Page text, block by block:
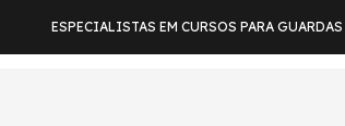
ESPECIALISTAS EM CURSOS PARA